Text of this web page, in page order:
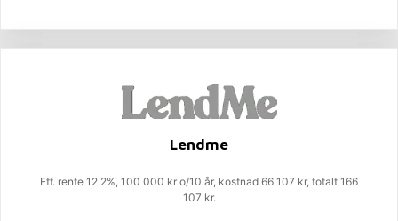
Lendme
Eff. rente 12.2%, 100 000 kr o/10 år, kostnad 66 107 kr, totalt 166
107 kr.